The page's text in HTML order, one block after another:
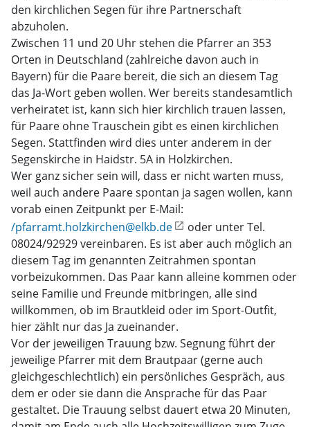
den kirchlichen Segen für ihre Partnerschaft
abzuholen.
Zwischen 11 und 20 Uhr stehen die Pfarrer an 353
Orten in Deutschland (zahlreiche davon auch in
Bayern) für die Paare bereit, die sich an diesem Tag
das Ja-Wort geben wollen. Wer bereits standesamtlich
verheiratet ist, kann sich hier kirchlich trauen lassen,
für Paare ohne Trauschein gibt es einen kirchlichen
Segen. Stattfinden wird dies unter anderem in der
Segenskirche in Haidstr. 5A in Holzkirchen.
Wer ganz sicher sein will, dass er nicht warten muss,
weil auch andere Paare spontan ja sagen wollen, kann
vorab einen Zeitpunkt per E-Mail:
/pfarramt.holzkirchen@elkb.de
oder unter Tel.
08024/92929 vereinbaren. Es ist aber auch möglich an
diesem Tag im genannten Zeitrahmen spontan
vorbeizukommen. Das Paar kann alleine kommen oder
seine Familie und Freunde mitbringen, alle sind
willkommen, ob im Brautkleid oder im Sport-Outfit,
hier zählt nur das Ja zueinander.
Vor der jeweiligen Trauung bzw. Segnung führt der
jeweilige Pfarrer mit dem Brautpaar (gerne auch
gleichgeschlechtlich) ein persönliches Gespräch, aus
dem er oder sie dann die Ansprache für das Paar
gestaltet. Die Trauung selbst dauert etwa 20 Minuten,